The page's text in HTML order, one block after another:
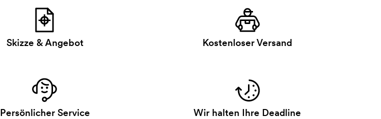
Skizze & Angebot Kostenloser Versand
Persönlicher Service Wir halten Ihre Deadline